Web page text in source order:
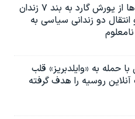
گزارش‌ها از یورش گارد به بند ۷ زندان
انتقال دو زندانی سیاسی به
با حمله به «وایلدبریز» قلب
روسیه را هدف گرفته